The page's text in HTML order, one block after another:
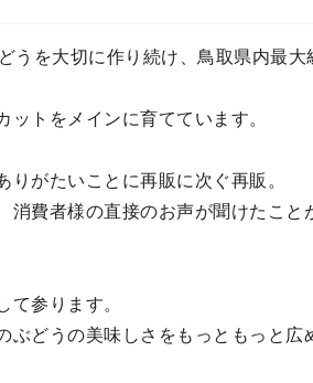
うを大切に作り続け、鳥取県内最大
ットをメインに育てています。
がたいことに再販に次ぐ再販。
消費者様の直接のお声が聞けたこと
て参ります。
ぶどうの美味しさをもっともっと広